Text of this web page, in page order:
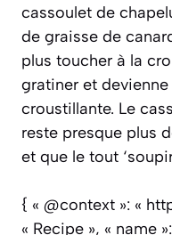
cassoulet de
de graisse de
plus toucher à la
gratiner et
croustillante. Le
reste presque plus
et que le tout
{ « @context »: «
« Recipe », « name